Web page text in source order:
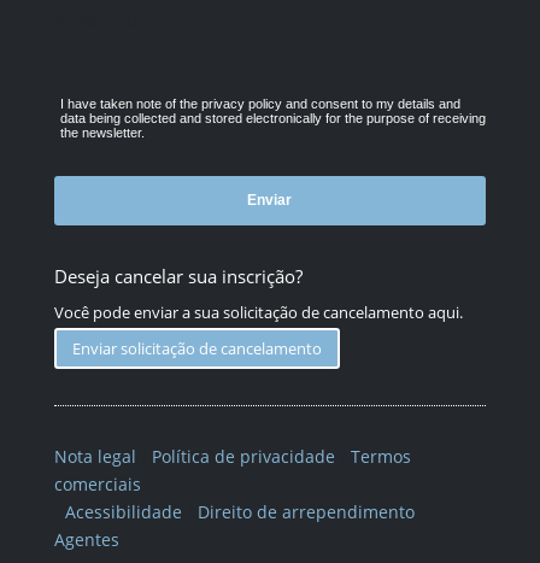
I have taken note of the privacy policy and consent to my details and
data being collected and stored electronically for the purpose of receiving
the newsletter.
Enviar
Deseja cancelar sua inscrição?
Você pode enviar a suasolicitação de cancelamento aqui.
Enviar solicitação de cancelamento
Nota legal Política de privacidade
Termos
comerciais
Acessibilidade
Direito de arrependimento
Agentes
Início
Cidades
Visão Geral
Programa Universitário
Estágio
Programa Vocacional